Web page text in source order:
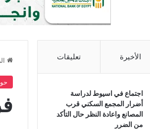
الأخيرة تعليقات
اجتماع في اسيوط لدراسة
أضرار المجمع السكني قرب
المصانع واعادة النظر حال التأكد
من الضرر